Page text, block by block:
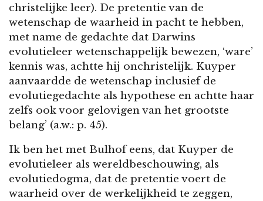
christelijke leer). De pretentie van de
wetenschap de waarheid in pacht te hebben,
met name de gedachte dat Darwins
evolutieleer wetenschappelijk bewezen, ‘ware’
kennis was, achtte hij onchristelijk. Kuyper
aanvaardde de wetenschap inclusief de
evolutiegedachte als hypothese en achtte haar
zelfs ook voor gelovigen van het grootste
belang’ (a.w.: p. 45).
Ik ben het met Bulhof eens, dat Kuyper de
evolutieleer als wereldbeschouwing, als
evolutiedogma, dat de pretentie voert de
waarheid over de werkelijkheid te zeggen,